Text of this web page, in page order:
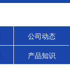
公司动态
产品知识